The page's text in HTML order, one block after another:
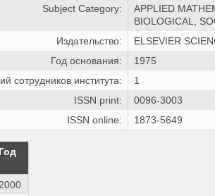
Subject Category:
APPLIED
BIOLOGICAL,
Издательство:
ELSEVIER
Год основания:
1975
сотрудников института:
1
ISSN print:
0096-3003
ISSN online:
1873-5649
Год
2000